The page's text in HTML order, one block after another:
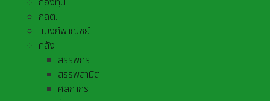
กลต.
แบงก์พาณิชย์
คลัง
สรรพกร
สรรพสามิต
ศุลกากร